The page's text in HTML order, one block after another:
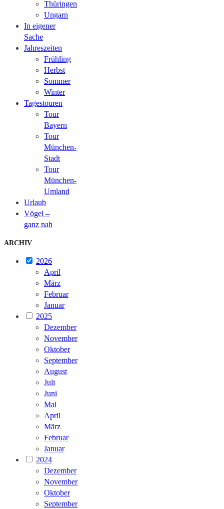
Thüringen
Ungarn
In eigener
Sache
Jahreszeiten
Frühling
Herbst
Sommer
Winter
Tagestouren
Tour
Bayern
Tour
München-
Stadt
Tour
München-
Umland
Urlaub
Vögel –
ganz nah
ARCHIV
2026
April
März
Februar
Januar
2025
Dezember
November
Oktober
September
August
Juli
Juni
Mai
April
März
Februar
Januar
2024
Dezember
November
Oktober
September